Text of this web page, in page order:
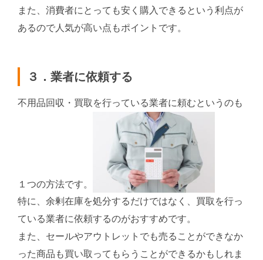
また、消費者にとっても安く購入できるという利点が
あるので人気が高い点もポイントです。
３．業者に依頼する
不用品回収・買取を行っている業者に頼むというのも
１つの方法です。
特に、余剰在庫を処分するだけではなく、買取を行っ
ている業者に依頼するのがおすすめです。
また、セールやアウトレットでも売ることができなか
った商品も買い取ってもらうことができるかもしれま